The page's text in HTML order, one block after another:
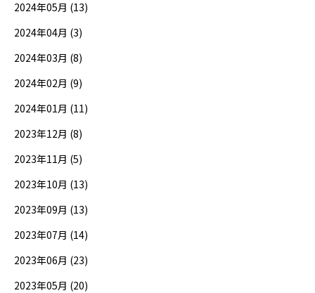
2024年05月 (13)
2024年04月 (3)
2024年03月 (8)
2024年02月 (9)
2024年01月 (11)
2023年12月 (8)
2023年11月 (5)
2023年10月 (13)
2023年09月 (13)
2023年07月 (14)
2023年06月 (23)
2023年05月 (20)